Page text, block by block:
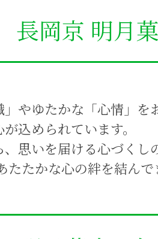
長岡京 明月
やゆたかな「心情」
込められています。
思いを届ける心づく
たかな心の絆を結んで